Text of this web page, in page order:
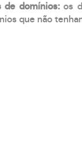
de domínios:os
que não